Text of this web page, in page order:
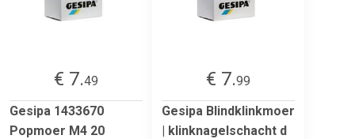
€ 7.49
Gesipa 1433670
Popmoer M4 20
€ 7.99
Gesipa Blindklinkmoer
| klinknagelschacht d